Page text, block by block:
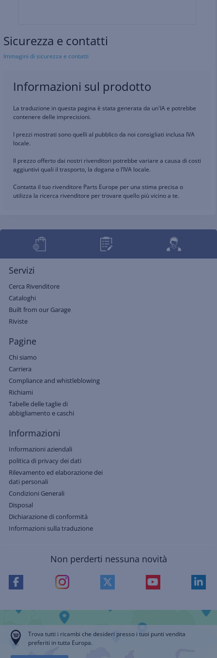
Sicurezza e contatti
Immagini di sicurezza e contatti
Informazioni sul prodotto
La traduzione in questa pagina è stata generata da un'IA e potrebbe
contenere delle imprecisioni.
I prezzi mostrati sono quelli al pubblico da noi consigliati inclusa IVA
locale.
Il prezzo offerto dai nostri rivenditori potrebbe variare a causa di costi
aggiuntivi quali il trasporto, la dogana o l’IVA locale.
Contatta il tuo rivenditore Parts Europe per una stima precisa o
utilizza la ricerca rivenditore per trovare quello più vicino a te.
Servizi
Cerca Rivenditore
Cataloghi
Built from our Garage
Riviste
Pagine
Chi siamo
Carriera
Compliance and whistleblowing
Richiami
Tabelle delle taglie di
abbigliamento e caschi
Informazioni
Informazioni aziendali
politica di privacy dei dati
Rilevamento ed elaborazione dei
dati personali
Condizioni Generali
Disposal
Dichiarazione di conformità
Informazioni sulla traduzione
Non perderti nessuna novità
Trova tutti i ricambi che desideri presso i tuoi punti vendita
preferiti in tutta Europa.